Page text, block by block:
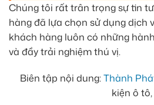
Chúng tôi rất trân trọng sự tin
hàng đã lựa chọn sử dụng dịch
khách hàng luôn có những
và đầy trải nghiệm thú vị.
Biên tập nội dung:Thành
kiện ô